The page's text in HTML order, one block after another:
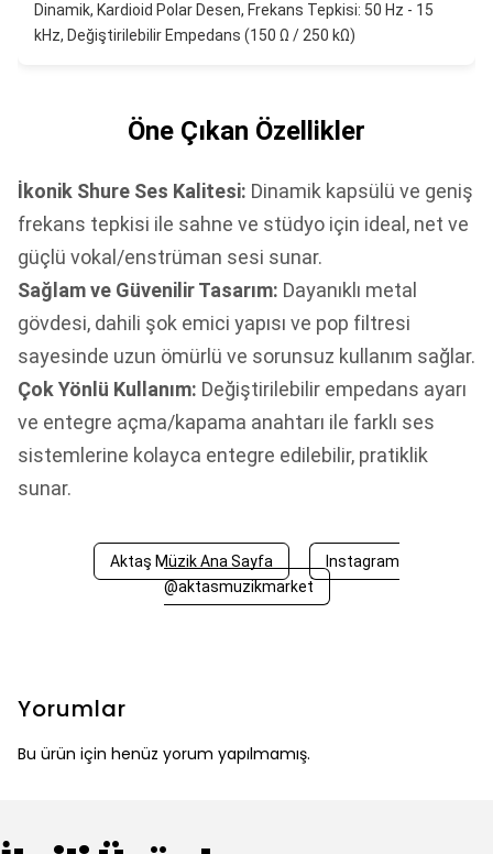
Dinamik, Kardioid Polar Desen, Frekans Tepkisi: 50 Hz - 15
kHz, Değiştirilebilir Empedans (150 Ω / 250 kΩ)
Öne Çıkan Özellikler
İkonik Shure Ses Kalitesi: Dinamik kapsülü ve geniş
frekans tepkisi ile sahne ve stüdyo için ideal, net ve
güçlü vokal/enstrüman sesi sunar.
Sağlam ve Güvenilir Tasarım: Dayanıklı metal
gövdesi, dahili şok emici yapısı ve pop filtresi
sayesinde uzun ömürlü ve sorunsuz kullanım sağlar.
Çok Yönlü Kullanım: Değiştirilebilir empedans ayarı
ve entegre açma/kapama anahtarı ile farklı ses
sistemlerine kolayca entegre edilebilir, pratiklik
sunar.
Aktaş Müzik Ana Sayfa
Instagram
@aktasmuzikmarket
Yorumlar
Bu ürün için henüz yorum yapılmamış.